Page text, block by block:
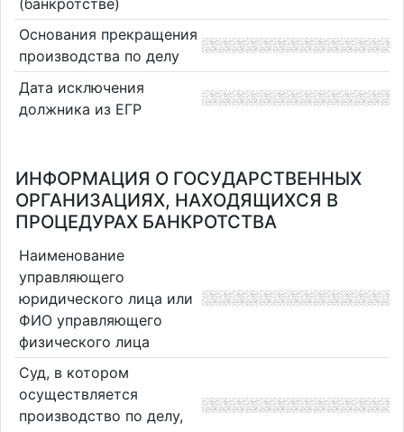
Основания прекращения
производства по делу
Дата исключения
должника из ЕГР
ИНФОРМАЦИЯ О ГОСУДАРСТВЕННЫХ
ОРГАНИЗАЦИЯХ, НАХОДЯЩИХСЯ В
ПРОЦЕДУРАХ БАНКРОТСТВА
Наименование
управляющего
юридического лица или
ФИО управляющего
физического лица
Суд, в котором
осуществляется
производство по делу,